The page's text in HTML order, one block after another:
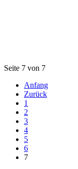
Seite 7 von 7
Anfang
Zurück
1
2
3
4
5
6
7